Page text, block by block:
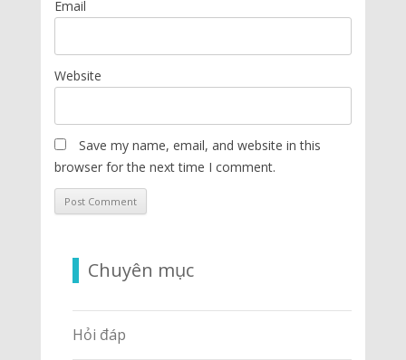
Email
Website
Save my name, email, and website in this
browser for the next time I comment.
Chuyên mục
Hỏi đáp